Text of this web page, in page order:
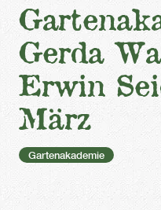
Gerda
Erwin
März
Gartenakademie